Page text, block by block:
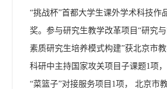
“挑战杯”首都大学生课外学术科技作
奖。参与研究生教学改革项目 “研究
素质研究生培养模式构建”获北京市
科研中主持国家攻关项目子课题1 项
“菜篮子”对接服务项目 1 项， 北京市